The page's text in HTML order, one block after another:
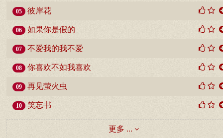
05 彼岸花
06 如果你是假的
07 不爱我的我不爱
08 你喜欢不如我喜欢
09 再见萤火虫
10 笑忘书
更多 ...